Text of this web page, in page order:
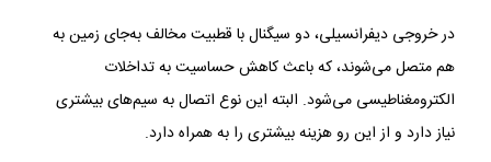
در خروجی دیفرانسیلی، دو سیگنال با قطبیت مخالف به‌جای زمین به
هم متصل می‌شوند، که باعث کاهش حساسیت به تداخلات
الکترومغناطیسی می‌شود. البته این نوع اتصال به سیم‌های بیشتری
نیاز دارد و از این رو هزینه بیشتری را به همراه دارد.